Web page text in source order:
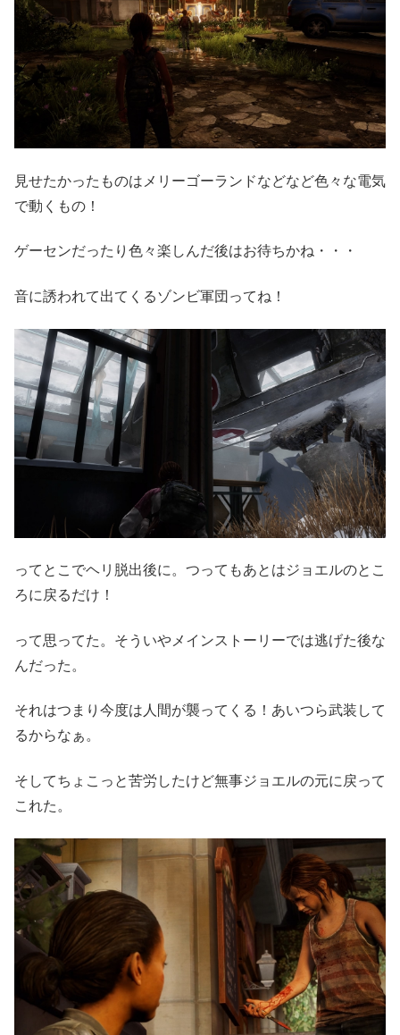
見せたかったものはメリーゴーランドなどなど色々な電気
で動くもの！
ゲーセンだったり色々楽しんだ後はお待ちかね・・・
音に誘われて出てくるゾンビ軍団ってね！
ってとこでヘリ脱出後に。つってもあとはジョエルのとこ
ろに戻るだけ！
って思ってた。そういやメインストーリーでは逃げた後な
んだった。
それはつまり今度は人間が襲ってくる！あいつら武装して
るからなぁ。
そしてちょこっと苦労したけど無事ジョエルの元に戻って
これた。